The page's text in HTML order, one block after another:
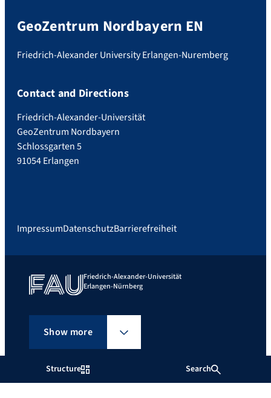
Structure Search
GeoZentrum Nordbayern EN
Friedrich-Alexander University Erlangen-Nuremberg
Contact and Directions
Friedrich-Alexander-Universität
GeoZentrum Nordbayern
Schlossgarten 5
91054 Erlangen
ImpressumDatenschutzBarrierefreiheit
Friedrich-Alexander-Universität
Erlangen-Nürnberg
Show more